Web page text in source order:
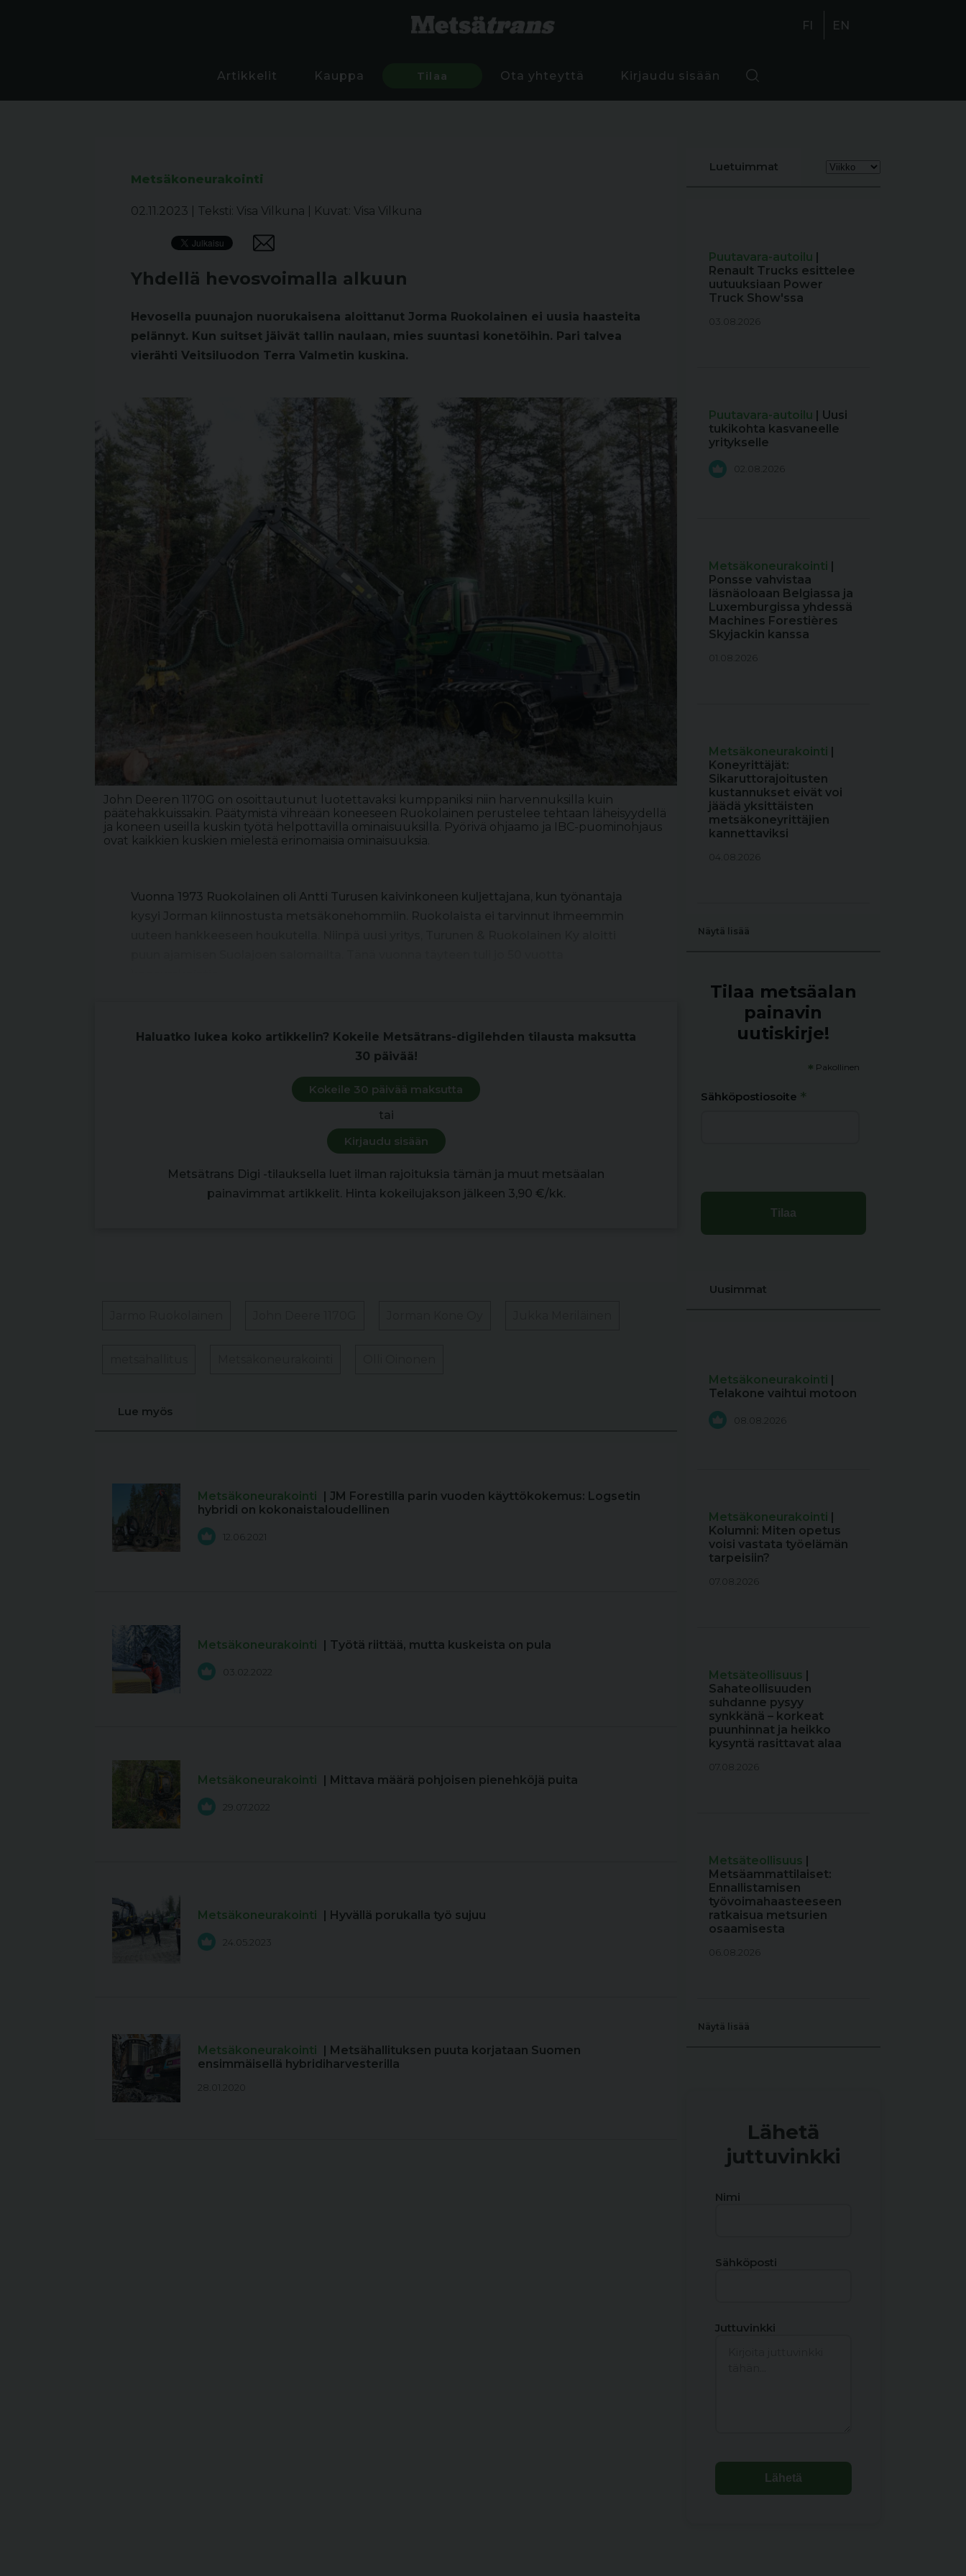
FI EN
Artikkelit Kauppa Tilaa Ota yhteyttä Kirjaudu sisään
Metsäkoneurakointi
02.11.2023 Teksti: Visa Vilkuna Kuvat: Visa Vilkuna
Yhdellä hevosvoimalla alkuun
Hevosella puunajon nuorukaisena aloittanut Jorma Ruokolainen ei uusia haasteita
pelännyt. Kun suitset jäivät tallin naulaan, mies suuntasi konetöihin. Pari talvea
vierähti Veitsiluodon Terra Valmetin kuskina.
John Deeren 1170G on osoittautunut luotettavaksi kumppaniksi niin harvennuksilla kuin
päätehakkuissakin. Päätymistä vihreään koneeseen Ruokolainen perustelee tehtaan läheisyydellä
ja koneen useilla kuskin työtä helpottavilla ominaisuuksilla. Pyörivä ohjaamo ja IBC-puominohjaus
ovat kaikkien kuskien mielestä erinomaisia ominaisuuksia.
Vuonna 1973 Ruokolainen oli Antti Turusen kaivinkoneen kuljettajana, kun työnantaja
Haluatko lukea koko artikkelin? Kokeile Metsätrans-digilehden tilausta maksutta
30 päivää!
Kokeile 30 päivää maksutta
tai
Kirjaudu sisään
Metsätrans Digi -tilauksella luet ilman rajoituksia tämän ja muut metsäalan
painavimmat artikkelit. Hinta kokeilujakson jälkeen 3,90 €/kk.
Lue myös
Metsäkoneurakointi
| JM Forestilla parin vuoden käyttökokemus: Logsetin
hybridi on kokonaistaloudellinen
12.06.2021
Metsäkoneurakointi | Työtä riittää, mutta kuskeista on pula
03.02.2022
Metsäkoneurakointi | Mittava määrä pohjoisen pienehköjä puita
29.07.2022
Metsäkoneurakointi | Hyvällä porukalla työ sujuu
24.05.2023
Metsäkoneurakointi
| Metsähallituksen puuta korjataan Suomen
ensimmäisellä hybridiharvesterilla
28.01.2020
Luetuimmat
Puutavara-autoilu |
Renault Trucks esittelee
uutuuksiaan Power
Truck Show'ssa
03.08.2026
Puutavara-autoilu | Uusi
tukikohta kasvaneelle
yritykselle
02.08.2026
Metsäkoneurakointi |
Ponsse vahvistaa
läsnäoloaan Belgiassa ja
Luxemburgissa yhdessä
Machines Forestières
Skyjackin kanssa
01.08.2026
Metsäkoneurakointi |
Koneyrittäjät:
Sikaruttorajoitusten
kustannukset eivät voi
jäädä yksittäisten
metsäkoneyrittäjien
kannettaviksi
04.08.2026
Näytä lisää
Tilaa metsäalan
painavin
uutiskirje!
* Pakollinen
Sähköpostiosoite *
Uusimmat
Metsäkoneurakointi |
Telakone vaihtui motoon
08.08.2026
Metsäkoneurakointi |
Kolumni: Miten opetus
voisi vastata työelämän
tarpeisiin?
07.08.2026
Metsäteollisuus |
Sahateollisuuden
suhdanne pysyy
synkkänä – korkeat
puunhinnat ja heikko
kysyntä rasittavat alaa
07.08.2026
Metsäteollisuus |
Metsäammattilaiset:
Ennallistamisen
työvoimahaasteeseen
ratkaisua metsurien
osaamisesta
06.08.2026
Näytä lisää
Lähetä
juttuvinkki
Nimi
Sähköposti
Juttuvinkki
Lähetä